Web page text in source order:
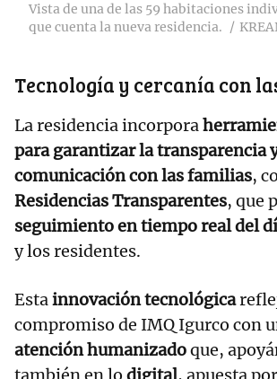
Vista de una de las 59 habitaciones
que cuenta la nueva residencia.
Tecnología y cercanía con
La residencia incorpora
para garantizar la transparencia
comunicación con las familias,
Residencias Transparentes, que
seguimiento en tiempo real del
y los residentes.
Estainnovación tecnológica
compromiso de IMQ Igurco con
atención humanizadoque,